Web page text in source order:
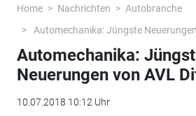
Home Nachrichten
Autobranche
Automechanika: Jüngste
Automechanika:
Neuerungen von AVL
10.07.2018 10:12 Uhr